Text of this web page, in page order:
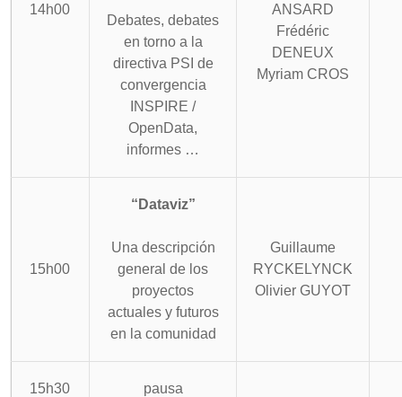
14h00
Debates, debates
en torno a la
directiva PSI de
convergencia
INSPIRE /
OpenData,
informes …
ANSARD
Frédéric
DENEUX
Myriam CROS
15h00
“Dataviz”
Una descripción
general de los
proyectos
actuales y futuros
en la comunidad
Guillaume
RYCKELYNCK
Olivier GUYOT
15h30 pausa